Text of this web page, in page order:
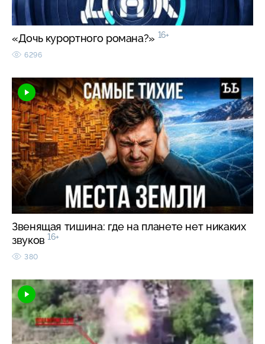
«Дочь курортного романа?» 16+
6296
Звенящая тишина: где на планете нет никаких
звуков 16+
380